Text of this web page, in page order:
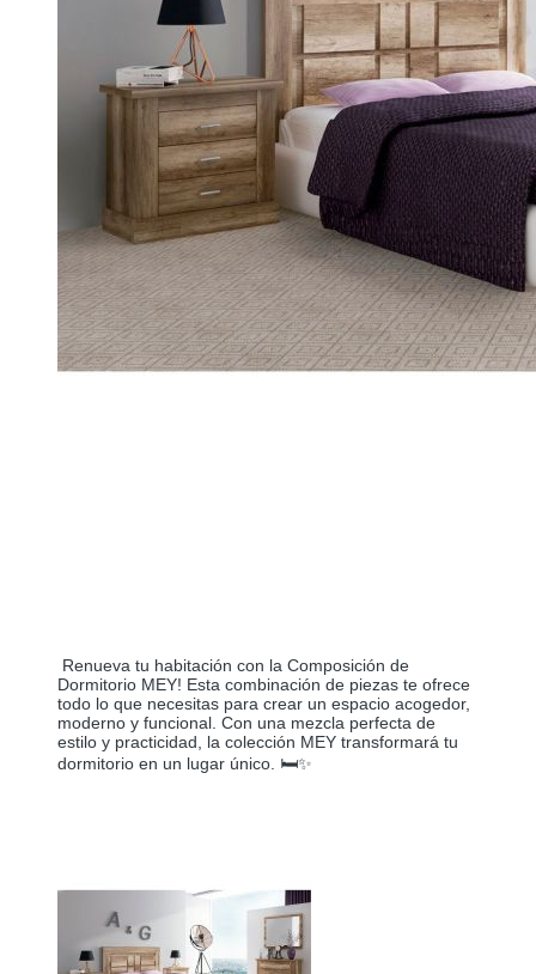
Renueva tu habitación con la Composición de
Dormitorio MEY! Esta combinación de piezas te ofrece
todo lo que necesitas para crear un espacio acogedor,
moderno y funcional. Con una mezcla perfecta de
estilo y practicidad, la colección MEY transformará tu
dormitorio en un lugar único. 🛏️✨